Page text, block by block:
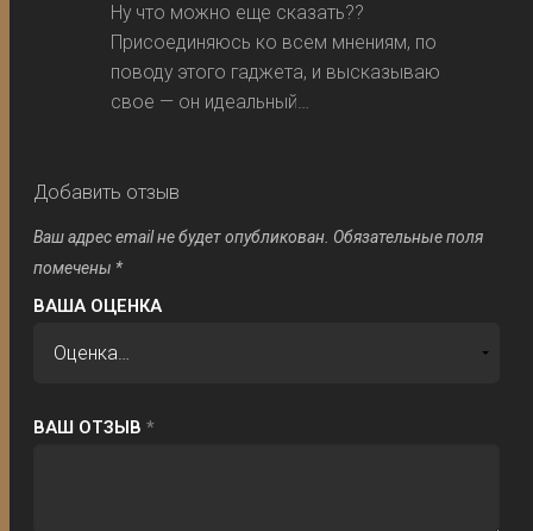
Ну что можно еще сказать??
Присоединяюсь ко всем мнениям, по
поводу этого гаджета, и высказываю
свое — он идеальный…
Добавить отзыв
Ваш адрес email не будет опубликован. Обязательные поля
помечены *
ВАША ОЦЕНКА
ВАШ ОТЗЫВ*